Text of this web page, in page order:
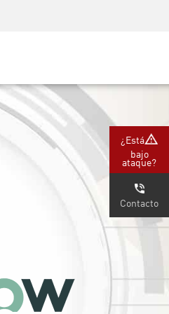
¿Está
bajo
ataque?
Contacto